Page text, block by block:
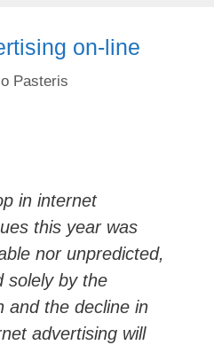
on-line
Pasteris
in internet
this year was
nor unpredicted,
solely by the
and the decline in
advertising will